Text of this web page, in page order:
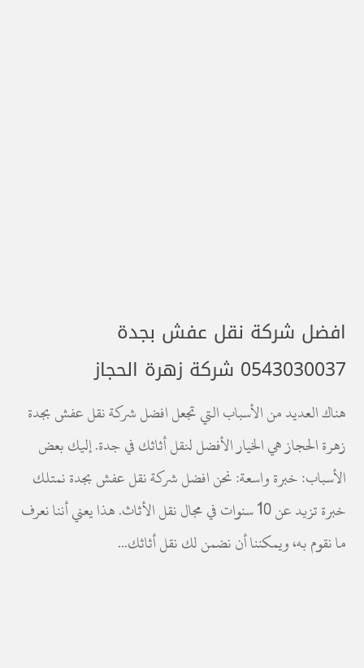
افضل شركة نقل عفش بجدة
0543030037 شركة زهرة الحجاز
هناك العديد من الأسباب التي تجعل افضل شركة نقل عفش بجدة
زهرة الحجاز هي الخيار الأفضل لنقل أثاثك في جدة. إليك بعض
الأسباب: خبرة واسعة: نحن افضل شركة نقل عفش بجدة نمتلك
خبرة تزيد عن 10 سنوات في مجال نقل الأثاث. هذا يعني أننا نعرف
ما نقوم به، ويمكننا أن نضمن لك نقل أثاثك...